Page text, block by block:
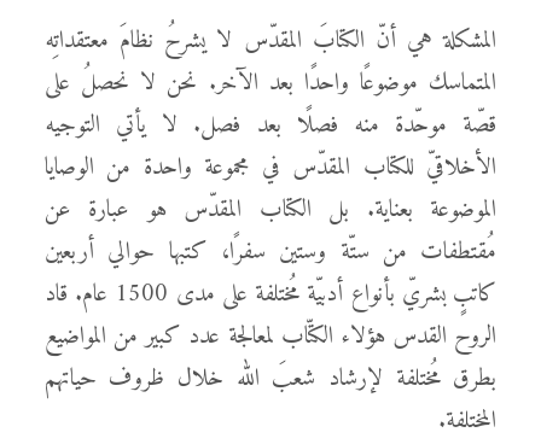
المشكلة هي أنّ الكتابَ المقدّس لا يشرحُ نظامَ معتقداتِه
المتماسك موضوعًا واحدًا بعد الآخر. نحن لا نحصلُ على
قصّة موحّدة منه فصلًا بعد فصل. لا يأتي التوجيه
الأخلاقيّ للكتاب المقدّس في مجموعة واحدة من الوصايا
الموضوعة بعناية. بل الكتاب المقدّس هو عبارة عن
مُقتطفات من ستّة وستين سفرًا، كتبها حوالي أربعين
كاتبٍ بشريّ بأنواع أدبيّة مُختلفة على مدى 1500 عام. قاد
الروح القدس هؤلاء الكتّاب لمعالجة عدد كبير من المواضيع
بطرق مُختلفة لإرشاد شعبَ الله خلال ظروف حياتهم
المختلفة.